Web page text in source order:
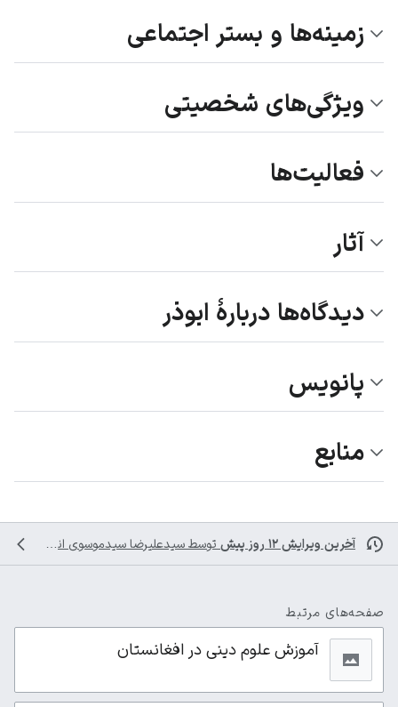
زمینه‌ها و بستر اجتماعی
ویژگی‌های شخصیتی
فعالیت‌ها
آثار
دیدگاه‌ها دربارۀ ابوذر
پانویس
منابع
آخرین ویرایش ۱۲ روز پیش توسط سیدعلیرضا سیدموسوی انجام شده است
صفحه‌های مرتبط
آموزش علوم دینی در افغانستان